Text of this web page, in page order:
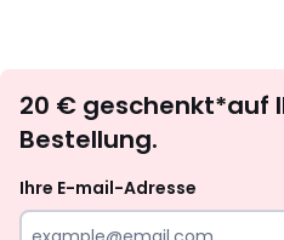
20 € geschenkt*auf
Bestellung.
Ihre E-mail-Adresse